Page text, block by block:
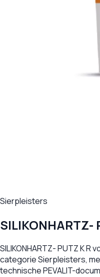
Sierpleisters
SILIKONHARTZ-
SILIKONHARTZ- PUTZ K
categorie Sierpleisters,
technische PEVALIT-